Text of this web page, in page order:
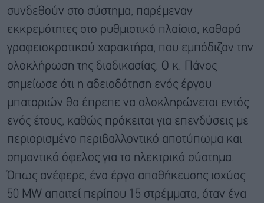
συνδεθούν στο σύστημα, παρέμεναν
εκκρεμότητες στο ρυθμιστικό πλαίσιο, καθαρά
γραφειοκρατικού χαρακτήρα, που εμπόδιζαν την
ολοκλήρωση της διαδικασίας. Ο κ. Πάνος
σημείωσε ότι η αδειοδότηση ενός έργου
μπαταριών θα έπρεπε να ολοκληρώνεται εντός
ενός έτους, καθώς πρόκειται για επενδύσεις με
περιορισμένο περιβαλλοντικό αποτύπωμα και
σημαντικό όφελος για το ηλεκτρικό σύστημα.
Όπως ανέφερε, ένα έργο αποθήκευσης ισχύος
50 MW απαιτεί περίπου 15 στρέμματα, όταν ένα